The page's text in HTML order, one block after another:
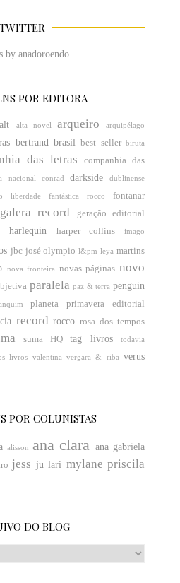
TWITTER
by anadoroendo
POR EDITORA
alt alta novel arqueiro arquipélago
bertrand brasil best seller biruta
das letras
companhia das
nacional conrad darkside dublinense
liberdade fantástica rocco fontanar
galera record
geração editorial
harlequin harper collins imago
jbc josé olympio l&pm leya martins
nova fronteira novas páginas novo
paralela paz & terra penguin
planeta
primavera editorial
record rocco rosa dos tempos
suma HQ tag livros todavia
livros valentina vergara & riba verus
POR COLUNISTAS
alisson ana clara ana gabriela
jess ju lari mylane priscila
DO BLOG